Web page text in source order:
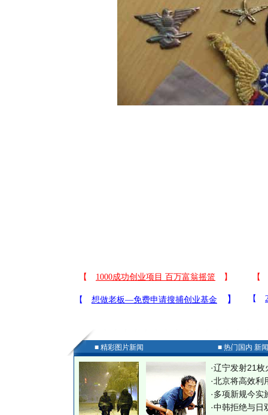
■ 精彩图片新闻 ■ 热门国内 新
·辽宁发射21枚
·北京将高效利
·多项新规今实
·中韩拒绝与日